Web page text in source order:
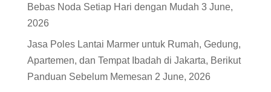
Bebas Noda Setiap Hari dengan Mudah 3 June,
2026
Jasa Poles Lantai Marmer untuk Rumah, Gedung,
Apartemen, dan Tempat Ibadah di Jakarta, Berikut
Panduan Sebelum Memesan 2 June, 2026